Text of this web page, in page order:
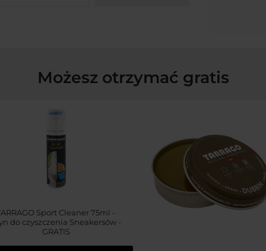
Możesz otrzymać gratis
Sport Cleaner 75ml -
do czyszczenia Sneakersów -
GRATIS